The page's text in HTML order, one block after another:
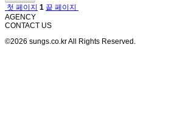
첫 페이지 1 끝 페이지
AGENCY
CONTACT US
©2026 sungs.co.kr All Rights Reserved.